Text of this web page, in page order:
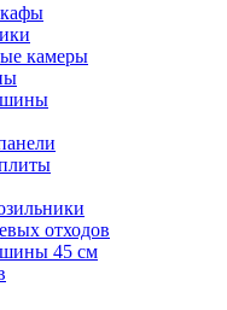
камеры
отходов
45 см